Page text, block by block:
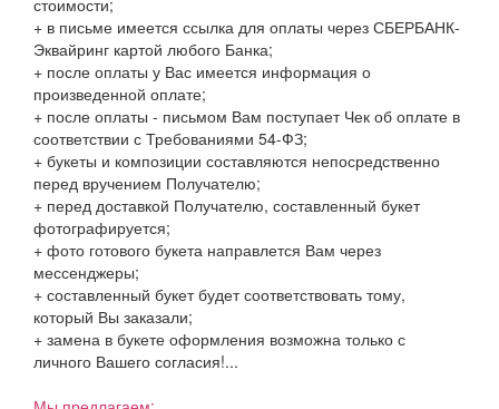
стоимости;
+ в письме имеется ссылка для оплаты через СБЕРБАНК-
Эквайринг картой любого Банка;
+ после оплаты у Вас имеется информация о
произведенной оплате;
+ после оплаты - письмом Вам поступает Чек об оплате в
соответствии с Требованиями 54-ФЗ;
+ букеты и композиции составляются непосредственно
перед вручением Получателю;
+ перед доставкой Получателю, составленный букет
фотографируется;
+ фото готового букета направлется Вам через
мессенджеры;
+ составленный букет будет соответствовать тому,
который Вы заказали;
+ замена в букете оформления возможна только с
личного Вашего согласия!...